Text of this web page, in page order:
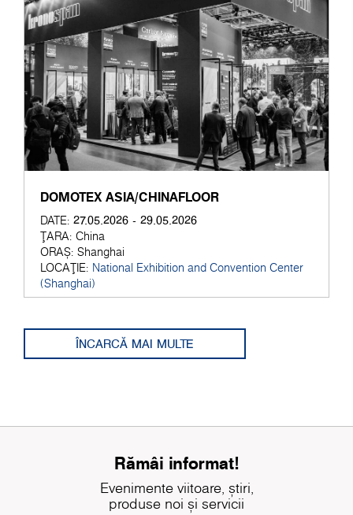
DOMOTEX ASIA/CHINAFLOOR
DATE: 27.05.2026 - 29.05.2026
ȚARA: China
ORAȘ: Shanghai
LOCAȚIE: National Exhibition and Convention Center
(Shanghai)
ÎNCARCĂ MAI MULTE
Rămâi informat!
Evenimente viitoare, știri,
produse noi și servicii